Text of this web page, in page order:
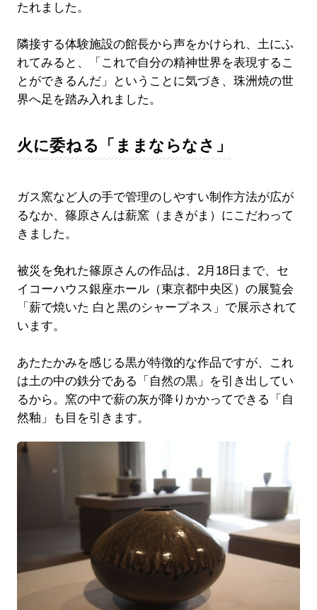
たれました。
隣接する体験施設の館長から声をかけられ、土にふ
れてみると、「これで自分の精神世界を表現するこ
とができるんだ」ということに気づき、珠洲焼の世
界へ足を踏み入れました。
火に委ねる「ままならなさ」
ガス窯など人の手で管理のしやすい制作方法が広が
るなか、篠原さんは薪窯（まきがま）にこだわって
きました。
被災を免れた篠原さんの作品は、2月18日まで、セ
イコーハウス銀座ホール（東京都中央区）の展覧会
「薪で焼いた 白と黒のシャープネス」で展示されて
います。
あたたかみを感じる黒が特徴的な作品ですが、これ
は土の中の鉄分である「自然の黒」を引き出してい
るから。窯の中で薪の灰が降りかかってできる「自
然釉」も目を引きます。